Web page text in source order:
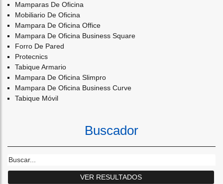
Mamparas De Oficina
Mobiliario De Oficina
Mampara De Oficina Office
Mampara De Oficina Business Square
Forro De Pared
Protecnics
Tabique Armario
Mampara De Oficina Slimpro
Mampara De Oficina Business Curve
Tabique Móvil
Buscador